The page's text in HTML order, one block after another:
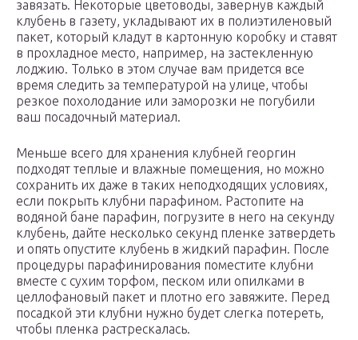
завязать. Некоторые цветоводы, завернув каждый
клубень в газету, укладывают их в полиэтиленовый
пакет, который кладут в картонную коробку и ставят
в прохладное место, например, на застекленную
лоджию. Только в этом случае вам придется все
время следить за температурой на улице, чтобы
резкое похолодание или заморозки не погубили
ваш посадочный материал.
Меньше всего для хранения клубней георгин
подходят теплые и влажные помещения, но можно
сохранить их даже в таких неподходящих условиях,
если покрыть клубни парафином. Растопите на
водяной бане парафин, погрузите в него на секунду
клубень, дайте несколько секунд пленке затвердеть
и опять опустите клубень в жидкий парафин. После
процедуры парафинирования поместите клубни
вместе с сухим торфом, песком или опилками в
целлофановый пакет и плотно его завяжите. Перед
посадкой эти клубни нужно будет слегка потереть,
чтобы пленка растрескалась.